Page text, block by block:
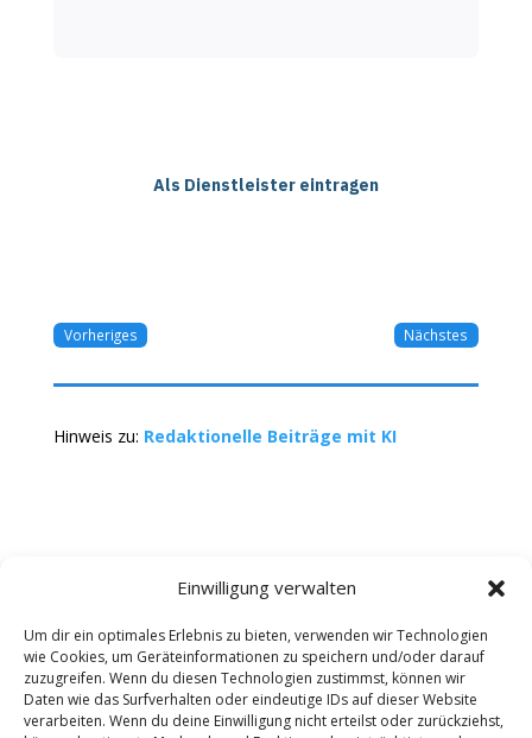
Einwilligung verwalten
Um dir ein optimales Erlebnis zu bieten, verwenden wir Technologien
wie Cookies, um Geräteinformationen zu speichern und/oder darauf
zuzugreifen. Wenn du diesen Technologien zustimmst, können wir
Daten wie das Surfverhalten oder eindeutige IDs auf dieser Website
verarbeiten. Wenn du deine Einwilligung nicht erteilst oder zurückziehst,
Als Dienstleister eintragen
Vorheriges Nächstes
Hinweis zu: Redaktionelle Beiträge mit KI
Kontakt Impressum
Datenschutz
Werbung buchen
AGB